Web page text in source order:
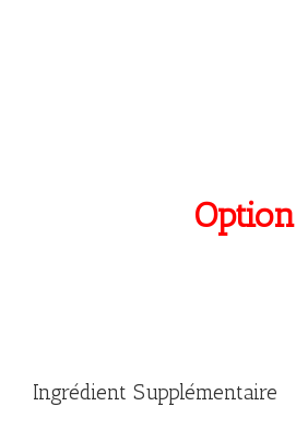
Option
Ingrédient Supplémentaire